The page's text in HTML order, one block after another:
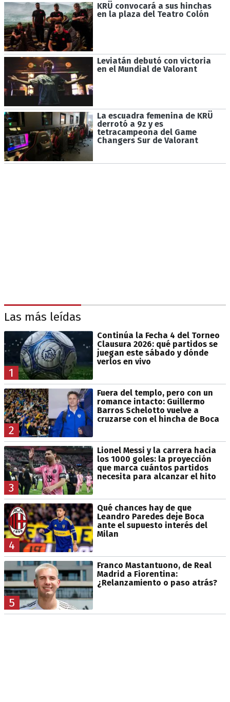
KRÜ convocará a sus hinchas
en la plaza del Teatro Colón
Leviatán debutó con victoria
en el Mundial de Valorant
La escuadra femenina de KRÜ
derrotó a 9z y es
tetracampeona del Game
Changers Sur de Valorant
Las más leídas
1
Continúa la Fecha 4 del Torneo
Clausura 2026: qué partidos se
juegan este sábado y dónde
verlos en vivo
2
Fuera del templo, pero con un
romance intacto: Guillermo
Barros Schelotto vuelve a
cruzarse con el hincha de Boca
3
Lionel Messi y la carrera hacia
los 1000 goles: la proyección
que marca cuántos partidos
necesita para alcanzar el hito
4
Qué chances hay de que
Leandro Paredes deje Boca
ante el supuesto interés del
Milan
5
Franco Mastantuono, de Real
Madrid a Fiorentina:
¿Relanzamiento o paso atrás?